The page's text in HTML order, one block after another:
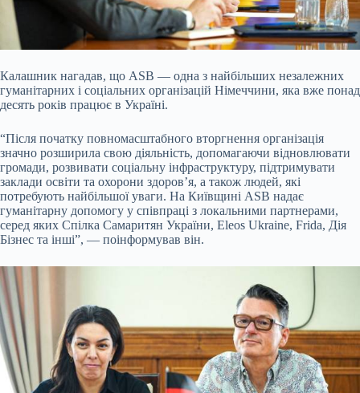
Калашник нагадав, що ASB — одна з найбільших незалежних
гуманітарних і соціальних організацій Німеччини, яка вже понад
десять років працює в Україні.
“Після початку повномасштабного вторгнення організація
значно розширила свою діяльність, допомагаючи відновлювати
громади, розвивати соціальну інфраструктуру, підтримувати
заклади освіти та охорони здоров’я, а також людей, які
потребують найбільшої уваги. На Київщині ASB надає
гуманітарну допомогу у співпраці з локальними партнерами,
серед яких Спілка Самаритян України, Eleos Ukraine, Frida, Дія
Бізнес та інші”, — поінформував він.